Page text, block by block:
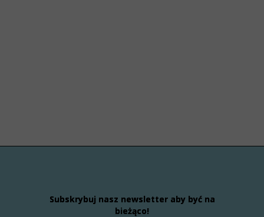
Subskrybuj nasz newsletter aby być na
bieżąco!